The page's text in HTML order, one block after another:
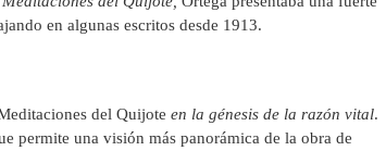
en algunas escritos desde 1913.
del Quijote en la génesis de la razón vital.
permite una visión más panorámica de la obra de